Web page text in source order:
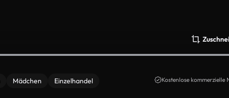
Mädchen
Einzelhandel
Kostenlose kommerzielle